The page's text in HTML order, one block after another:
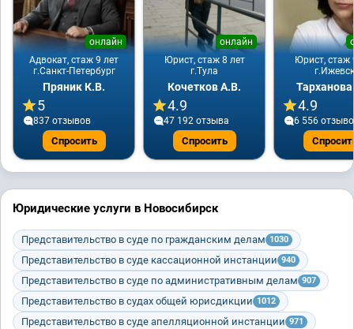
Адвокат, стаж 9 лет
онлайн
г.Санкт-Петербург
Пряник К.В.
5
837 отзывов
Спросить
Юрист, стаж 8 лет
онлайн
г.Тула
Кочетков А.В.
4.9
47 192 отзывa
Спросить
Юрист, стаж
г.Ижевск
4.9
6 556
Юридические услуги в Новосибирск
Представительство в суде по гражданским делам 1030
Представительство в суде кассационной инстанции 940
Представительство в суде по административным делам 907
Представительство в судах общей юрисдикции 1012
Представительство в суде апелляционной инстанции 971